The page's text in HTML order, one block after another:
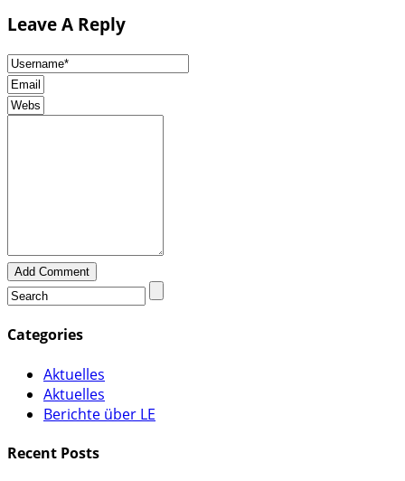
Leave A Reply
Add Comment
Categories
Aktuelles
Aktuelles
Berichte über LE
Recent Posts